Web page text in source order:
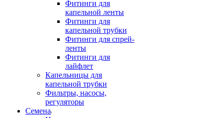
Фитинги для
капельной ленты
Фитинги для
капельной трубки
Фитинги для спрей-
ленты
Фитинги для
лайфлет
Капельницы для
капельной трубки
Фильтры, насосы,
регуляторы
Семена